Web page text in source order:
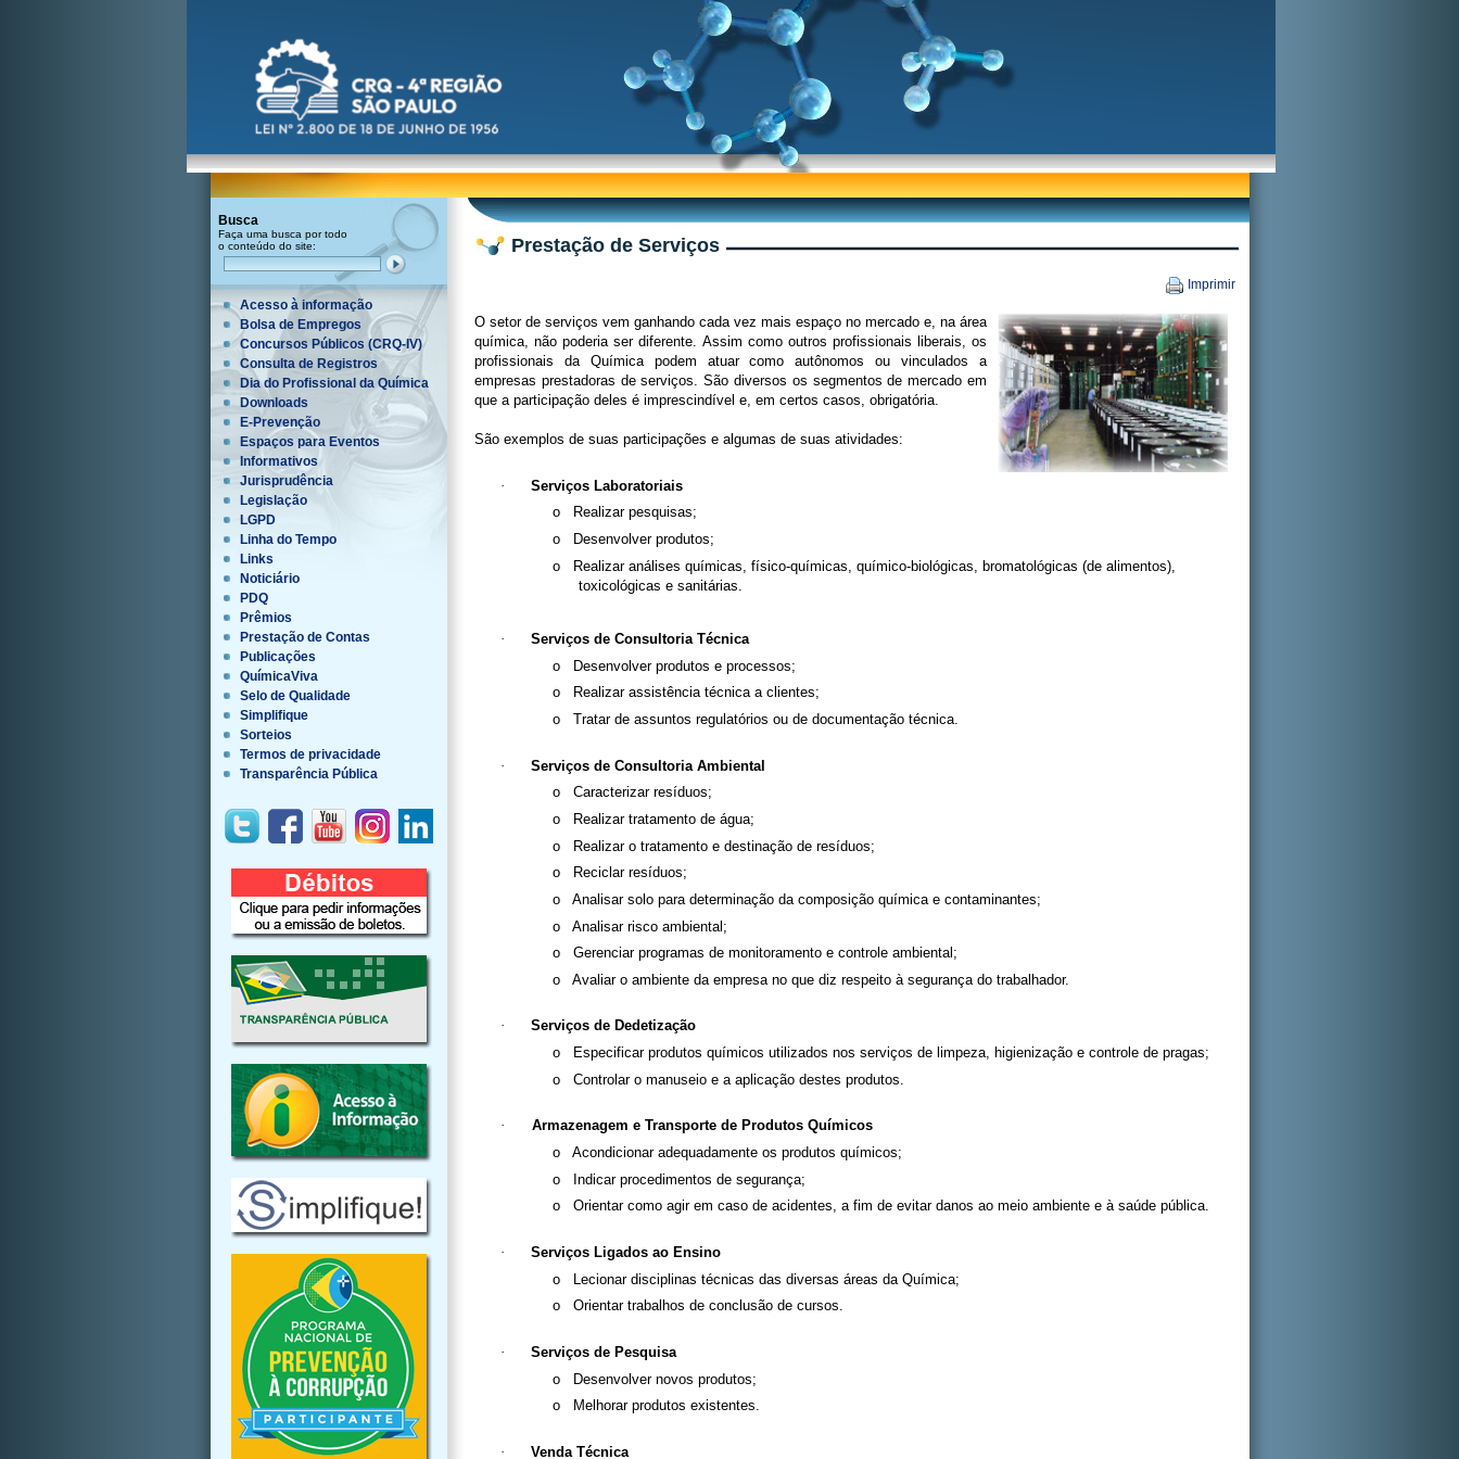
Busca
Faça uma busca por todo
o conteúdo do site:
Acesso à informação
Bolsa de Empregos
Concursos Públicos (CRQ-IV)
Consulta de Registros
Dia do Profissional da Química
Downloads
E-Prevenção
Espaços para Eventos
Informativos
Jurisprudência
Legislação
LGPD
Linha do Tempo
Links
Noticiário
PDQ
Prêmios
Prestação de Contas
Publicações
QuímicaViva
Selo de Qualidade
Simplifique
Sorteios
Termos de privacidade
Transparência Pública
Prestação de Serviços
Imprimir
O setor de serviços vem ganhando cada vez mais espaço no mercado e, na área
química, não poderia ser diferente. Assim como outros profissionais liberais, os
profissionais da Química podem atuar como autônomos ou vinculados a
empresas prestadoras de serviços. São diversos os segmentos de mercado em
que a participação deles é imprescindível e, em certos casos, obrigatória.
São exemplos de suas participações e algumas de suas atividades:
·
Serviços Laboratoriais
o
Realizar pesquisas;
o
Desenvolver produtos;
o
Realizar análises químicas, físico-químicas, químico-biológicas, bromatológicas (de alimentos),
toxicológicas e sanitárias.
·
Serviços de Consultoria Técnica
o
Desenvolver produtos e processos;
o
Realizar assistência técnica a clientes;
o
Tratar de assuntos regulatórios ou de documentação técnica.
·
Serviços de Consultoria Ambiental
o
Caracterizar resíduos;
o
Realizar tratamento de água;
o
Realizar o tratamento e destinação de resíduos;
o
Reciclar resíduos;
o
Analisar solo para determinação da composição química e contaminantes;
o
Analisar risco ambiental;
o
Gerenciar programas de monitoramento e controle ambiental;
o
Avaliar o ambiente da empresa no que diz respeito à segurança do trabalhador.
·
Serviços de Dedetização
o
Especificar produtos químicos utilizados nos serviços de limpeza, higienização e controle de pragas;
o
Controlar o manuseio e a aplicação destes produtos.
·
Armazenagem e Transporte de Produtos Químicos
o
Acondicionar adequadamente os produtos químicos;
o
Indicar procedimentos de segurança;
o
Orientar como agir em caso de acidentes, a fim de evitar danos ao meio ambiente e à saúde pública.
·
Serviços Ligados ao Ensino
o
Lecionar disciplinas técnicas das diversas áreas da Química;
o
Orientar trabalhos de conclusão de cursos.
·
Serviços de Pesquisa
o
Desenvolver novos produtos;
o
Melhorar produtos existentes.
· Venda Técnica